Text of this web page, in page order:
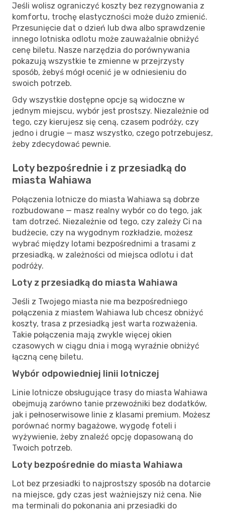
Jeśli wolisz ograniczyć koszty bez rezygnowania z
komfortu, trochę elastyczności może dużo zmienić.
Przesunięcie dat o dzień lub dwa albo sprawdzenie
innego lotniska odlotu może zauważalnie obniżyć
cenę biletu. Nasze narzędzia do porównywania
pokazują wszystkie te zmienne w przejrzysty
sposób, żebyś mógł ocenić je w odniesieniu do
swoich potrzeb.
Gdy wszystkie dostępne opcje są widoczne w
jednym miejscu, wybór jest prostszy. Niezależnie od
tego, czy kierujesz się ceną, czasem podróży, czy
jedno i drugie — masz wszystko, czego potrzebujesz,
żeby zdecydować pewnie.
Loty bezpośrednie i z przesiadką do
miasta Wahiawa
Połączenia lotnicze do miasta Wahiawa są dobrze
rozbudowane — masz realny wybór co do tego, jak
tam dotrzeć. Niezależnie od tego, czy zależy Ci na
budżecie, czy na wygodnym rozkładzie, możesz
wybrać między lotami bezpośrednimi a trasami z
przesiadką, w zależności od miejsca odlotu i dat
podróży.
Loty z przesiadką do miasta Wahiawa
Jeśli z Twojego miasta nie ma bezpośredniego
połączenia z miastem Wahiawa lub chcesz obniżyć
koszty, trasa z przesiadką jest warta rozważenia.
Takie połączenia mają zwykle więcej okien
czasowych w ciągu dnia i mogą wyraźnie obniżyć
łączną cenę biletu.
Wybór odpowiedniej linii lotniczej
Linie lotnicze obsługujące trasy do miasta Wahiawa
obejmują zarówno tanie przewoźniki bez dodatków,
jak i pełnoserwisowe linie z klasami premium. Możesz
porównać normy bagażowe, wygodę foteli i
wyżywienie, żeby znaleźć opcję dopasowaną do
Twoich potrzeb.
Loty bezpośrednie do miasta Wahiawa
Lot bez przesiadki to najprostszy sposób na dotarcie
na miejsce, gdy czas jest ważniejszy niż cena. Nie
ma terminali do pokonania ani przesiadki do